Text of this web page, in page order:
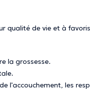
qualité de vie et à
la grossesse.
l'accouchement, les